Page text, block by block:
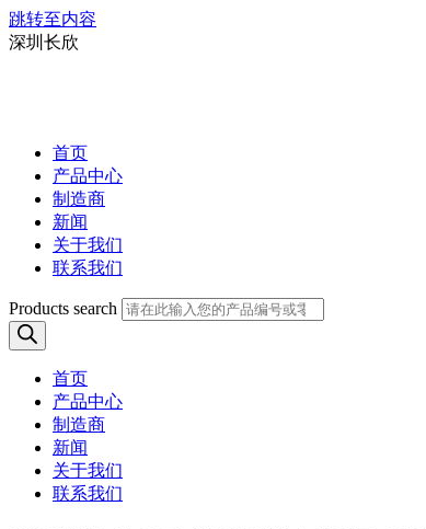
跳转至内容
深圳长欣
首页
产品中心
制造商
新闻
关于我们
联系我们
Products search
首页
产品中心
制造商
新闻
关于我们
联系我们